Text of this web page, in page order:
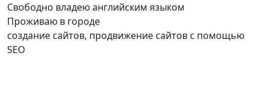
Свободно владею английским языком
Проживаю в городе
создание сайтов, продвижение сайтов с помощью
SEO